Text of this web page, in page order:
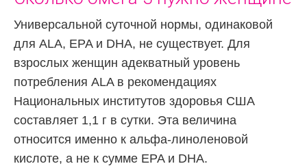
Универсальной суточной нормы, одинаковой
для ALA, EPA и DHA, не существует. Для
взрослых женщин адекватный уровень
потребления ALA в рекомендациях
Национальных институтов здоровья США
составляет 1,1 г в сутки. Эта величина
относится именно к альфа-линоленовой
кислоте, а не к сумме EPA и DHA.